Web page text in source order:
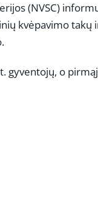
(NVSC)
kvėpavimo takų
gyventojų, o